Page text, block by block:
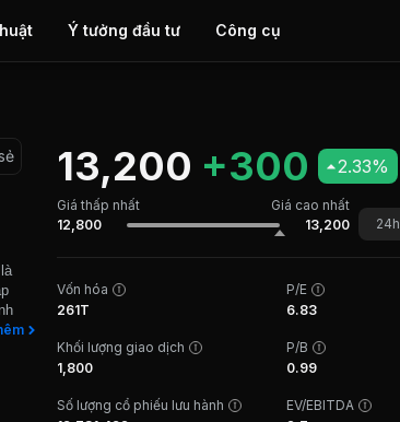
Ý tưởng đầu tư Công cụ
thi
13,200 +300 2.33%
Giá thấp nhất
Giá cao nhất
12,800
13,200 24h
Vốn hóa
261T
P/E
6.83
Khối lượng giao dịch
1,800
P/B
0.99
Số lượng cổ phiếu lưu hành
EV/EBITDA